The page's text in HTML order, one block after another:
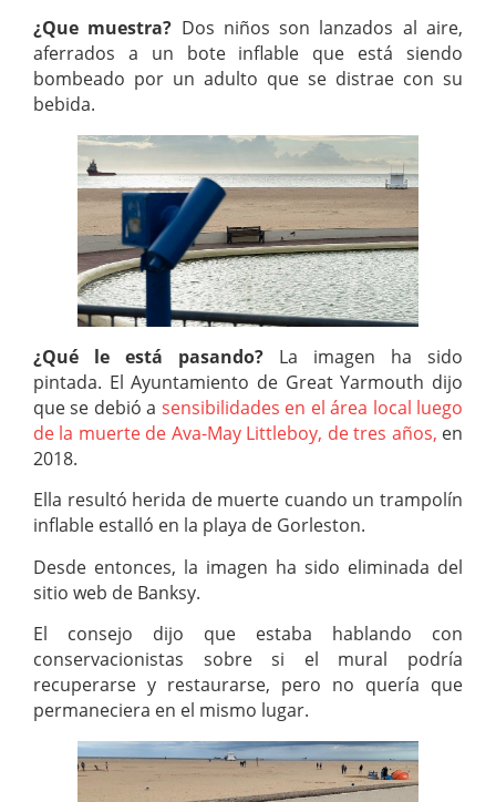
¿Que muestra? Dos niños son lanzados al aire,
aferrados a un bote inflable que está siendo
bombeado por un adulto que se distrae con su
bebida.
¿Qué le está pasando? La imagen ha sido
pintada. El Ayuntamiento de Great Yarmouth dijo
que se debió a sensibilidades en el área local luego
de la muerte de Ava-May Littleboy, de tres años, en
2018.
Ella resultó herida de muerte cuando un trampolín
inflable estalló en la playa de Gorleston.
Desde entonces, la imagen ha sido eliminada del
sitio web de Banksy.
El consejo dijo que estaba hablando con
conservacionistas sobre si el mural podría
recuperarse y restaurarse, pero no quería que
permaneciera en el mismo lugar.